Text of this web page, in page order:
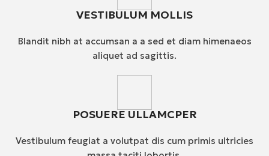
VESTIBULUM MOLLIS
Blandit nibh at accumsan a a sed et diam himenaeos
aliquet ad sagittis.
POSUERE ULLAMCPER
Vestibulum feugiat a volutpat dis cum primis ultricies